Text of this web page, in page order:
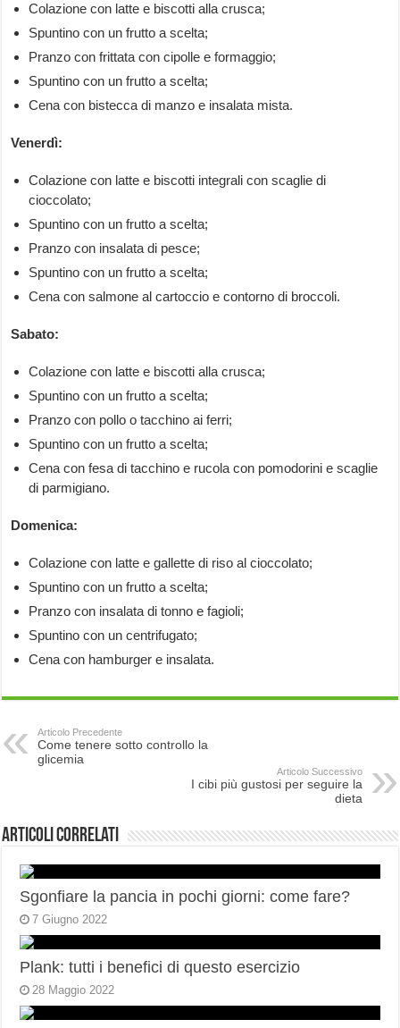
Colazione con latte e biscotti alla crusca;
Spuntino con un frutto a scelta;
Pranzo con frittata con cipolle e formaggio;
Spuntino con un frutto a scelta;
Cena con bistecca di manzo e insalata mista.
Venerdì:
Colazione con latte e biscotti integrali con scaglie di
cioccolato;
Spuntino con un frutto a scelta;
Pranzo con insalata di pesce;
Spuntino con un frutto a scelta;
Cena con salmone al cartoccio e contorno di broccoli.
Sabato:
Colazione con latte e biscotti alla crusca;
Spuntino con un frutto a scelta;
Pranzo con pollo o tacchino ai ferri;
Spuntino con un frutto a scelta;
Cena con fesa di tacchino e rucola con pomodorini e scaglie
di parmigiano.
Domenica:
Colazione con latte e gallette di riso al cioccolato;
Spuntino con un frutto a scelta;
Pranzo con insalata di tonno e fagioli;
Spuntino con un centrifugato;
Cena con hamburger e insalata.
Articolo Precedente
Come tenere sotto controllo la
glicemia
Articolo Successivo
I cibi più gustosi per seguire la
dieta
Articoli correlati
Sgonfiare la pancia in pochi giorni: come fare?
7 Giugno 2022
Plank: tutti i benefici di questo esercizio
28 Maggio 2022